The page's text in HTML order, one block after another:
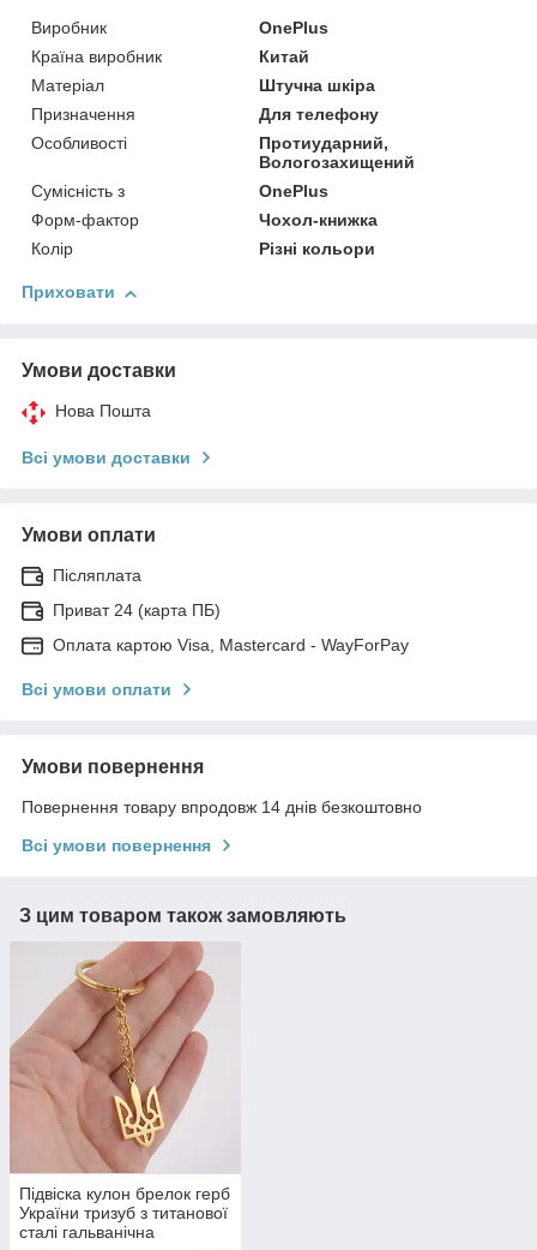
Виробник
OnePlus
Країна виробник
Китай
Матеріал
Штучна шкіра
Призначення
Для телефону
Особливості
Протиударний,
Вологозахищений
Сумісність з
OnePlus
Форм-фактор
Чохол-книжка
Колір
Різні кольори
Приховати
Умови доставки
Нова Пошта
Всі умови доставки
Умови оплати
Післяплата
Приват 24 (карта ПБ)
Оплата картою Visa, Mastercard - WayForPay
Всі умови оплати
Умови повернення
Повернення товару впродовж 14 днів безкоштовно
Всі умови повернення
З цим товаром також замовляють
Підвіска кулон брелок герб
України тризуб з титанової
сталі гальванічна